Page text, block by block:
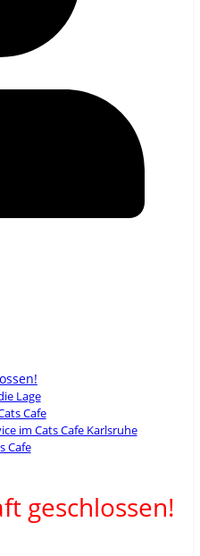
Lage
Cafe
im Cats Cafe Karlsruhe
Cafe
geschlossen!